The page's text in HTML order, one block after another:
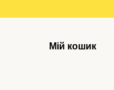
Мій кошик